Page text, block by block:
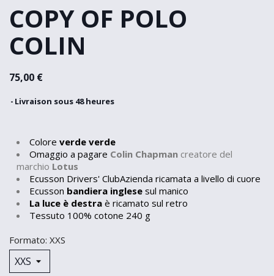
COPY OF POLO
COLIN
75,00 €
Livraison sous 48 heures
Colore verde verde
Omaggio a pagare Colin Chapman creatore del
marchio Lotus
Ecusson Drivers' ClubAzienda ricamata a livello di cuore
Ecusson bandiera inglese sul manico
La luce è destra è ricamato sul retro
Tessuto 100% cotone 240 g
Formato: XXS